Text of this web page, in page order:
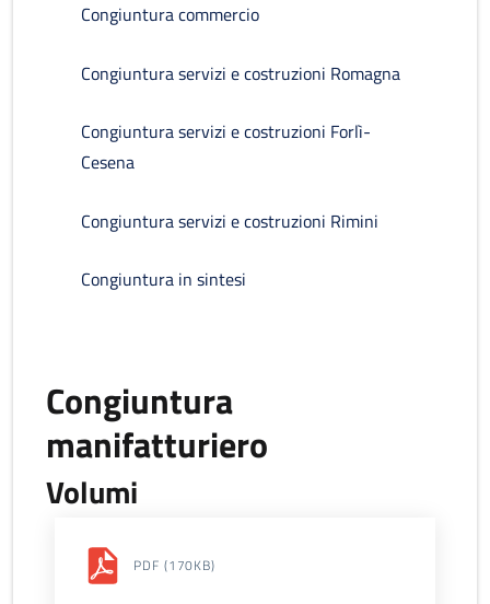
Congiuntura commercio
Congiuntura servizi e costruzioni Romagna
Congiuntura servizi e costruzioni Forlì-
Cesena
Congiuntura servizi e costruzioni Rimini
Congiuntura in sintesi
Congiuntura
manifatturiero
Volumi
PDF (170KB)